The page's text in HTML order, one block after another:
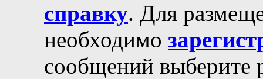
справку. Для
необходимо
сообщений выберите